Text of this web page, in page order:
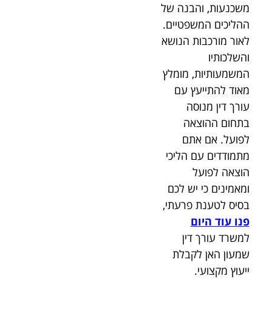
משכנעות, והבנה של
ההליכים המשפטיים.
לאור מורכבות הנושא
והשלכותיו
המשמעותיות, מומלץ
מאוד להתייעץ עם
עורך דין מנוסה
בתחום ההוצאה
לפועל. אם אתם
מתמודדים עם הליכי
הוצאה לפועל
ומאמינים כי יש לכם
בסיס לטענת פרעתי,
פנו עוד היום
למשרד עורך דין
שמעון האן לקבלת
ייעוץ מקצועי.